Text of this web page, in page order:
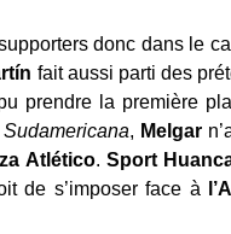
donc dans le
fait aussi parti des
prendre la première
Sudamericana, Melgar
Atlético. Sport
de s’imposer face à